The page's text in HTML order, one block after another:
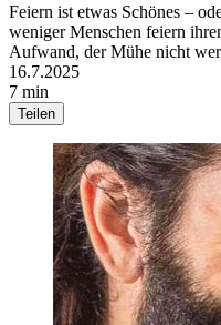
Feiern ist etwas Schönes –
weniger Menschen feiern
Aufwand, der Mühe nicht
16.7.2025
7 min
Teilen